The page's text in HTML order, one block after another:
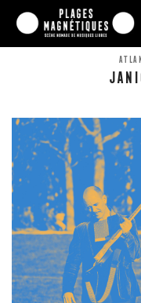
Passer
contenu